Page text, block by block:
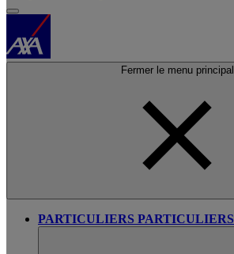
Fermer le menu principal
PARTICULIERS PARTICULIERS